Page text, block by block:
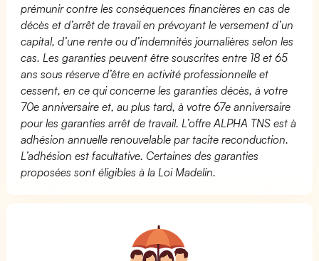
prémunir contre les conséquences financières en cas de
décès et d’arrêt de travail en prévoyant le versement d’un
capital, d’une rente ou d’indemnités journalières selon les
cas. Les garanties peuvent être souscrites entre 18 et 65
ans sous réserve d’être en activité professionnelle et
cessent, en ce qui concerne les garanties décès, à votre
70e anniversaire et, au plus tard, à votre 67e anniversaire
pour les garanties arrêt de travail. L’offre ALPHA TNS est à
adhésion annuelle renouvelable par tacite reconduction.
L’adhésion est facultative. Certaines des garanties
proposées sont éligibles à la Loi Madelin.